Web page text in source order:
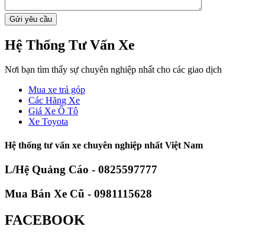
Hệ Thống Tư Vấn Xe
Nơi bạn tìm thấy sự chuyên nghiệp nhất cho các giao dịch
Mua xe trả góp
Các Hãng Xe
Giá Xe Ô Tô
Xe Toyota
Hệ thống tư vấn xe chuyên nghiệp nhất Việt Nam
L/Hệ Quảng Cáo - 0825597777
Mua Bán Xe Cũ - 0981115628
FACEBOOK